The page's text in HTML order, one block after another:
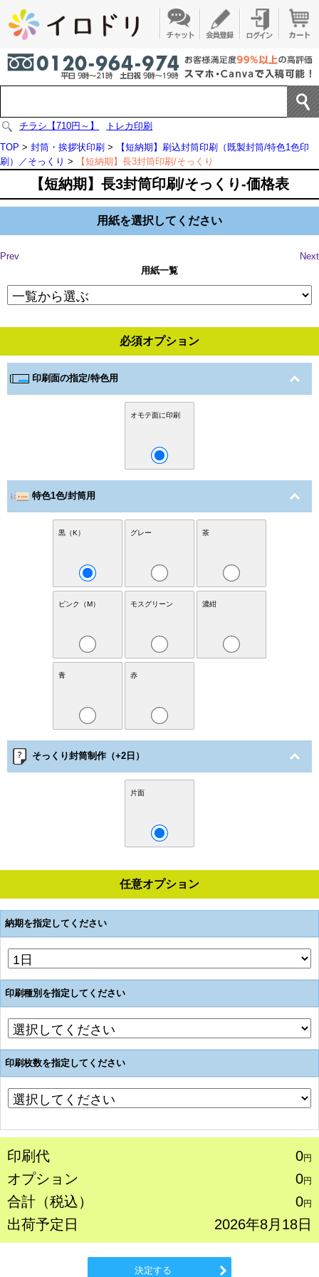
チラシ【710円～】
トレカ印刷
TOP > 封筒・挨拶状印刷 >
【短納期】刷込封筒印刷（既製封筒/特色1色印
刷）／そっくり > 【短納期】長3封筒印刷/そっくり
【短納期】長3封筒印刷/そっくり-価格表
用紙を選択してください
Prev
Next
用紙一覧
必須オプション
印刷面の指定/特色用
オモテ面に印刷
特色1色/封筒用
黒（K） グレー 茶
ピンク（M） モスグリーン 濃紺
青 赤
そっくり封筒制作（+2日）
片面
任意オプション
納期を指定してください
印刷種別を指定してください
印刷枚数を指定してください
印刷代 0円
オプション 0円
合計（税込） 0円
出荷予定日 2026年8月18日
決定する